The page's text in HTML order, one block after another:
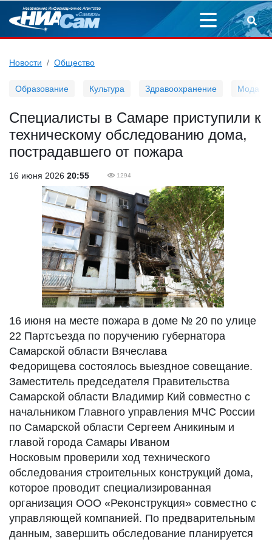
Новости Общество
Образование Культура Здравоохранение Мода
Специалисты в Самаре приступили к
техническому обследованию дома,
пострадавшего от пожара
16 июня 2026 20:55 1294
16 июня на месте пожара в доме № 20 по улице
22 Партсъезда по поручению губернатора
Самарской области Вячеслава
Федорищева состоялось выездное совещание.
Заместитель председателя Правительства
Самарской области Владимир Кий совместно с
начальником Главного управления МЧС России
по Самарской области Сергеем Аникиным и
главой города Самары Иваном
Носковым проверили ход технического
обследования строительных конструкций дома,
которое проводит специализированная
организация ООО «Реконструкция» совместно с
управляющей компанией. По предварительным
данным, завершить обследование планируется